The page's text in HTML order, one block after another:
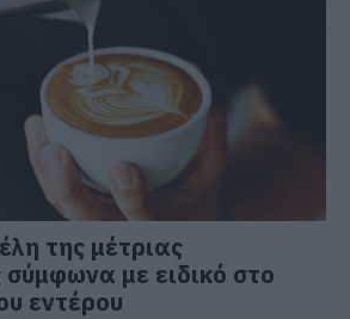
της μέτριας
με ειδικό στο
εντέρου